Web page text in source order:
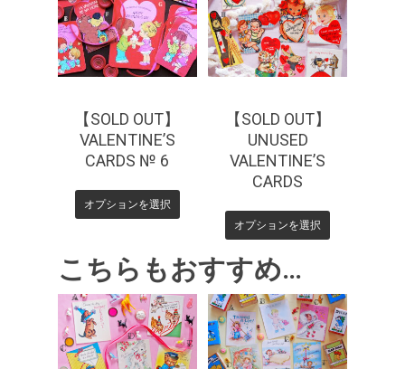
【SOLD OUT】
VALENTINE’S
CARDS № 6
オプションを選択
【SOLD OUT】
UNUSED
VALENTINE’S
CARDS
オプションを選択
こちらもおすすめ…
¥550
¥550